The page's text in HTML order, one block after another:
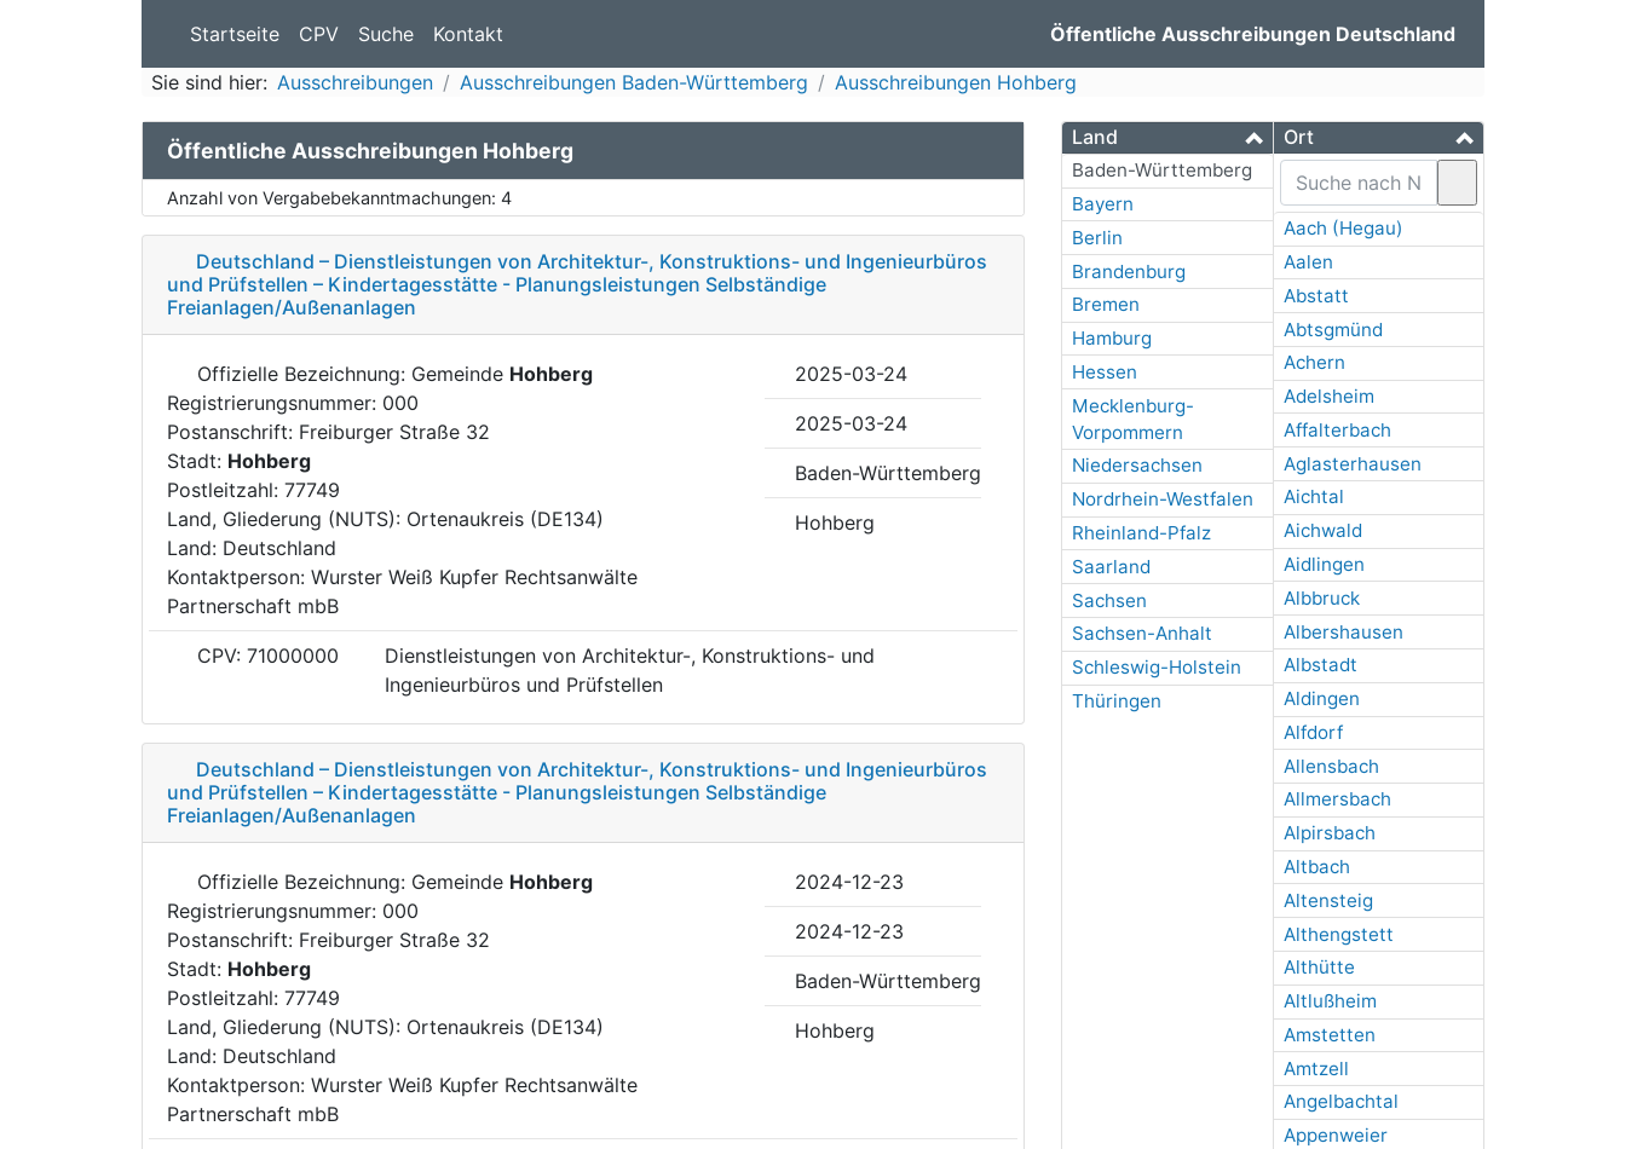
Startseite CPV Suche Kontakt Öffentliche Ausschreibungen Deutschland
Sie sind hier: Ausschreibungen Ausschreibungen Baden-Württemberg Ausschreibungen Hohberg
Land
Baden-Württemberg
Bayern
Berlin
Brandenburg
Bremen
Hamburg
Hessen
Mecklenburg-
Vorpommern
Niedersachsen
Nordrhein-Westfalen
Rheinland-Pfalz
Saarland
Sachsen
Sachsen-Anhalt
Schleswig-Holstein
Thüringen
Ort
Aach (Hegau)
Aalen
Abstatt
Abtsgmünd
Achern
Adelsheim
Affalterbach
Aglasterhausen
Aichtal
Aichwald
Aidlingen
Albbruck
Albershausen
Albstadt
Aldingen
Alfdorf
Allensbach
Allmersbach
Alpirsbach
Altbach
Altensteig
Althengstett
Althütte
Altlußheim
Amstetten
Amtzell
Angelbachtal
Appenweier
Öffentliche Ausschreibungen Hohberg
Anzahl von Vergabebekanntmachungen: 4
Deutschland – Dienstleistungen von Architektur-, Konstruktions- und Ingenieurbüros
und Prüfstellen – Kindertagesstätte - Planungsleistungen Selbständige
Freianlagen/Außenanlagen
Offizielle Bezeichnung: Gemeinde Hohberg
Registrierungsnummer: 000
Postanschrift: Freiburger Straße 32
Stadt: Hohberg
Postleitzahl: 77749
Land, Gliederung (NUTS): Ortenaukreis (DE134)
Land: Deutschland
Kontaktperson: Wurster Weiß Kupfer Rechtsanwälte
Partnerschaft mbB
2025-03-24
2025-03-24
Baden-Württemberg
Hohberg
CPV: 71000000
Dienstleistungen von Architektur-, Konstruktions- und
Ingenieurbüros und Prüfstellen
Deutschland – Dienstleistungen von Architektur-, Konstruktions- und Ingenieurbüros
und Prüfstellen – Kindertagesstätte - Planungsleistungen Selbständige
Freianlagen/Außenanlagen
Offizielle Bezeichnung: Gemeinde Hohberg
Registrierungsnummer: 000
Postanschrift: Freiburger Straße 32
Stadt: Hohberg
Postleitzahl: 77749
Land, Gliederung (NUTS): Ortenaukreis (DE134)
Land: Deutschland
Kontaktperson: Wurster Weiß Kupfer Rechtsanwälte
Partnerschaft mbB
2024-12-23
2024-12-23
Baden-Württemberg
Hohberg